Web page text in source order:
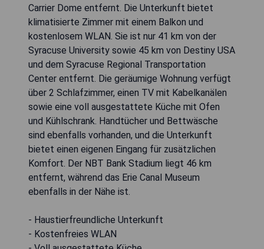
Carrier Dome entfernt. Die Unterkunft bietet
klimatisierte Zimmer mit einem Balkon und
kostenlosem WLAN. Sie ist nur 41 km von der
Syracuse University sowie 45 km von Destiny USA
und dem Syracuse Regional Transportation
Center entfernt. Die geräumige Wohnung verfügt
über 2 Schlafzimmer, einen TV mit Kabelkanälen
sowie eine voll ausgestattete Küche mit Ofen
und Kühlschrank. Handtücher und Bettwäsche
sind ebenfalls vorhanden, und die Unterkunft
bietet einen eigenen Eingang für zusätzlichen
Komfort. Der NBT Bank Stadium liegt 46 km
entfernt, während das Erie Canal Museum
ebenfalls in der Nähe ist.
- Haustierfreundliche Unterkunft
- Kostenfreies WLAN